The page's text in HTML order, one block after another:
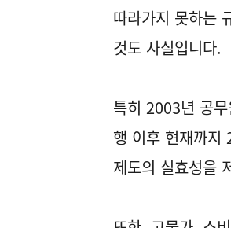
따라가지 못하는
것도 사실입니다.
특히 2003년 공
행 이후 현재까지
제도의 실효성을